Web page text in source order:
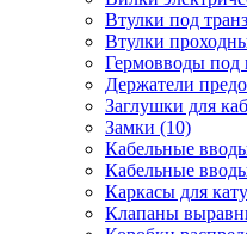
Втулки под
Втулки
Гермовводы под
Держатели
Заглушки для
Замки (10)
Кабельные
Кабельные
Каркасы для
Клапаны